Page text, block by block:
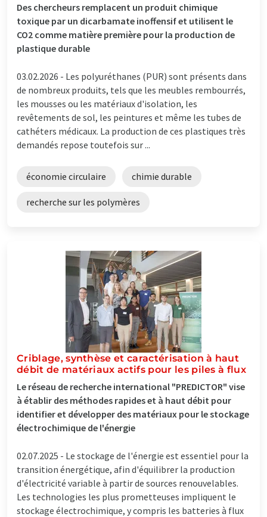
Des chercheurs remplacent un produit chimique
toxique par un dicarbamate inoffensif et utilisent le
CO2 comme matière première pour la production de
plastique durable
03.02.2026 - Les polyuréthanes (PUR) sont présents dans
de nombreux produits, tels que les meubles rembourrés,
les mousses ou les matériaux d'isolation, les
revêtements de sol, les peintures et même les tubes de
cathéters médicaux. La production de ces plastiques très
demandés repose toutefois sur ...
économie circulaire chimie durable
recherche sur les polymères
Criblage, synthèse et caractérisation à haut
débit de matériaux actifs pour les piles à flux
Le réseau de recherche international "PREDICTOR" vise
à établir des méthodes rapides et à haut débit pour
identifier et développer des matériaux pour le stockage
électrochimique de l'énergie
02.07.2025 - Le stockage de l'énergie est essentiel pour la
transition énergétique, afin d'équilibrer la production
d'électricité variable à partir de sources renouvelables.
Les technologies les plus prometteuses impliquent le
stockage électrochimique, y compris les batteries à flux